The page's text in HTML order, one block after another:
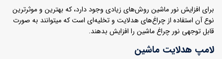
برای افزایش نور ماشین روش‌های زیادی وجود دارد، که بهترین و موثرترین
نوع آن استفاده از چراغ‌های هدلایت و تخلیه‌ای است که میتوانند به صورت
قابل توجهی نور چراغ ماشین را افزایش بدهند.
لامپ هدلایت ماشین